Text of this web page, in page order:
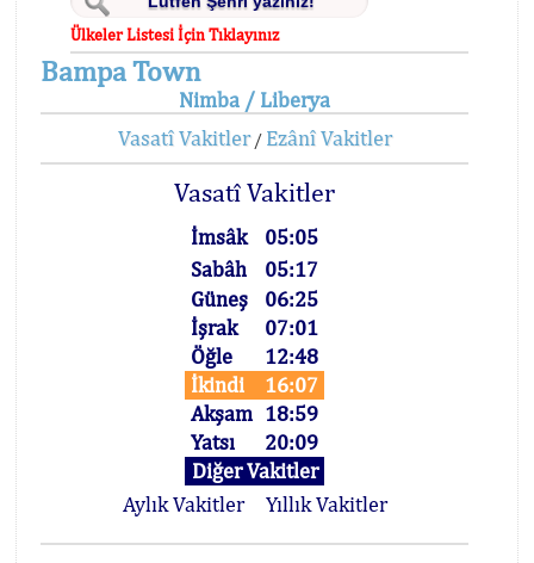
Ülkeler Listesi İçin Tıklayınız
Bampa Town
Nimba / Liberya
Vasatî Vakitler/ Ezânî Vakitler
Vasatî Vakitler
İmsâk
05:05
Sabâh
05:17
Güneş
06:25
İşrak
07:01
Öğle
12:48
İkindi
16:07
Akşam 18:59
Yatsı
20:09
Diğer Vakitler
Aylık Vakitler
Yıllık Vakitler